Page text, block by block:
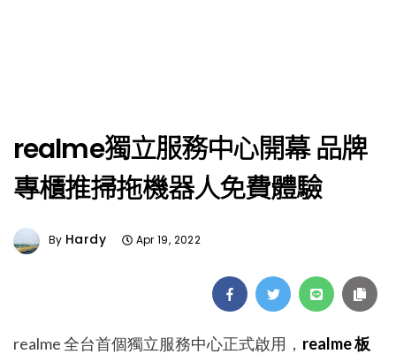
realme獨立服務中心開幕 品牌
專櫃推掃拖機器人免費體驗
By Hardy Apr 19, 2022
realme 全台首個獨立服務中心正式啟用， realme 板